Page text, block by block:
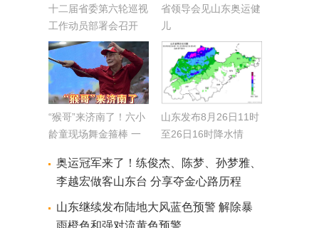
十二届省委第六轮巡视
工作动员部署会召开
省领导会见山东奥运健
儿
“猴哥”来济南了！六小
龄童现场舞金箍棒 一
山东发布8月26日11时
至26日16时降水情
方 最大降水量在滨州
无棣
奥运冠军来了！练俊杰、陈梦、孙梦雅、
李越宏做客山东台 分享夺金心路历程
山东继续发布陆地大风蓝色预警 解除暴
雨橙色和强对流黄色预警